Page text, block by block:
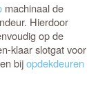
machinaal de
Hierdoor
op de
klaar slotgat voor
bijopdekdeuren